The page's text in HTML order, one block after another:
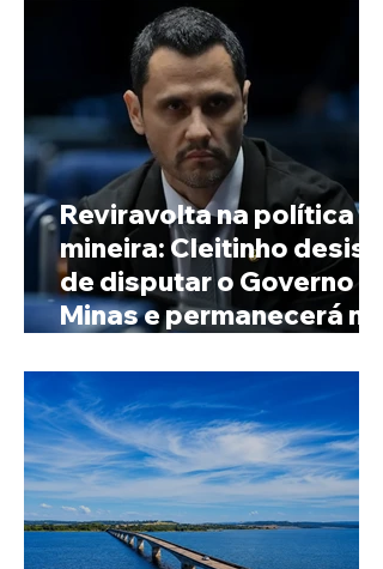
Reviravolta na política
mineira: Cleitinho desiste
de disputar o Governo de
Minas e permanecerá no